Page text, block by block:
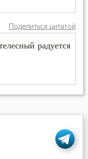
Поделиться цитатой
радуется